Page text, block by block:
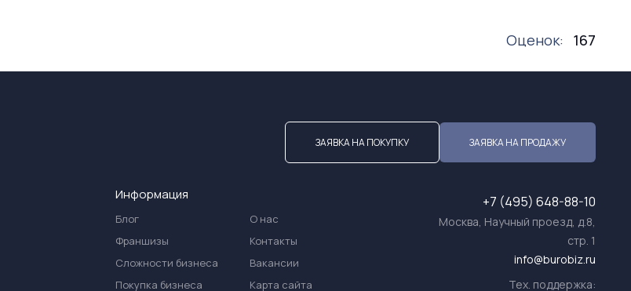
Оценок: 167
ЗАЯВКА НА ПОКУПКУ ЗАЯВКА НА ПРОДАЖУ
+7 (495) 648-88-10
Москва, Научный проезд, д.8,
стр. 1
info@burobiz.ru
Тех. поддержка:
Информация
Блог
Франшизы
Сложности бизнеса
Покупка бизнеса
О нас
Контакты
Вакансии
Карта сайта